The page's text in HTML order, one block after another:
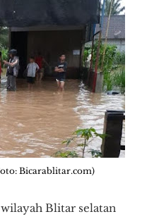
Bicarablitar.com)
Blitar selatan